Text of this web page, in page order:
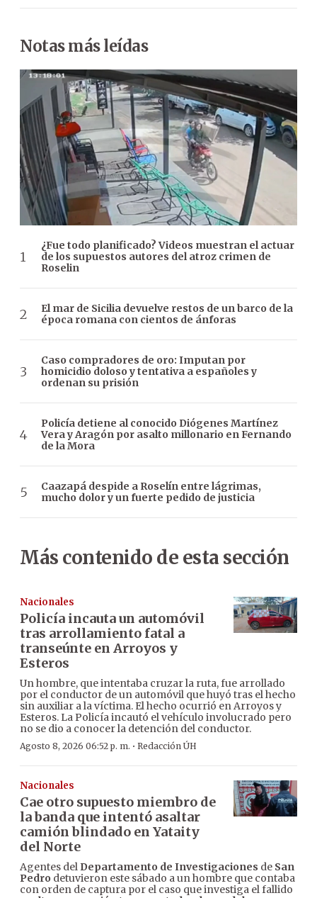
Notas más leídas
¿Fue todo planificado? Videos muestran el actuar
de los supuestos autores del atroz crimen de
Roselin
El mar de Sicilia devuelve restos de un barco de la
época romana con cientos de ánforas
Caso compradores de oro: Imputan por
homicidio doloso y tentativa a españoles y
ordenan su prisión
Policía detiene al conocido Diógenes Martínez
Vera y Aragón por asalto millonario en Fernando
de la Mora
Caazapá despide a Roselín entre lágrimas,
mucho dolor y un fuerte pedido de justicia
Más contenido de esta sección
Nacionales
Policía incauta un automóvil
tras arrollamiento fatal a
transeúnte en Arroyos y
Esteros
Un hombre, que intentaba cruzar la ruta, fue arrollado
por el conductor de un automóvil que huyó tras el hecho
sin auxiliar a la víctima. El hecho ocurrió en Arroyos y
Esteros. La Policía incautó el vehículo involucrado pero
no se dio a conocer la detención del conductor.
Agosto 8, 2026 06:52 p. m. · Redacción ÚH
Nacionales
Cae otro supuesto miembro de
la banda que intentó asaltar
camión blindado en Yataity
del Norte
Agentes del Departamento de Investigaciones de San
Pedro detuvieron este sábado a un hombre que contaba
con orden de captura por el caso que investiga el fallido